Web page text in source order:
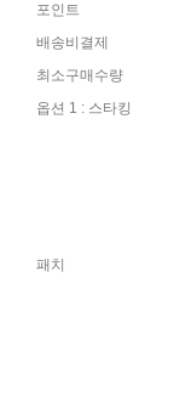
포인트
배송비결제
최소구매수량
옵션 1 : 스타킹
패치